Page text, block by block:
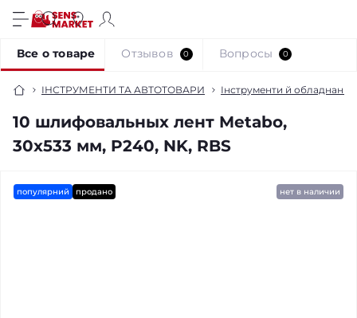
ІНСТРУМЕНТИ ТА АВТОТОВАРИ Інструменти й обладнання
10 шлифовальных лент Metabo,
30x533 мм, P240, NK, RBS
Все о товаре Отзывов 0 Вопросы 0
популярний продано нет в наличии